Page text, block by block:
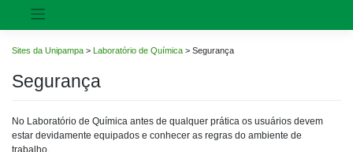
Sites da Unipampa > Laboratório de Química > Segurança
Segurança
No Laboratório de Química antes de qualquer prática os usuários devem
estar devidamente equipados e conhecer as regras do ambiente de
trabalho.